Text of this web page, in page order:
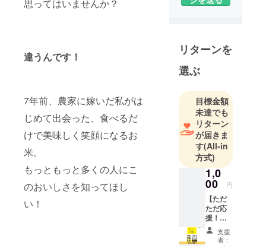
思ってはいませんか？
違うんです！
7年前、農家に嫁いだ私がは
じめて出会った、食べるだ
けで美味しく笑顔になるお
米。
もっともっと多くの人にこ
のおいしさを知ってほし
い！
屋です。地
して、そし
て子どもと
大人が交わ
う”場とし
て、地域の
パワース
ポットとし
て運営中で
す！
リターンを
選ぶ
目標金額
未達でも
リターン
が届きま
す(All-in
方式)
1,0
00 円
【ただ
ただ応
援！】
スマイ
ル米を
支援
者：